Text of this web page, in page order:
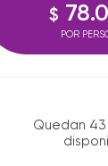
Quedan
$
POR